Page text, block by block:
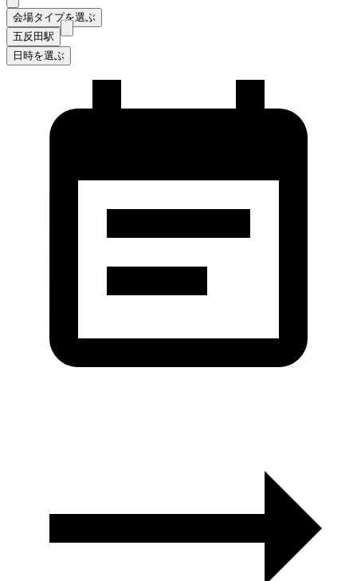
会場タイプを選ぶ
五反田駅
日時を選ぶ